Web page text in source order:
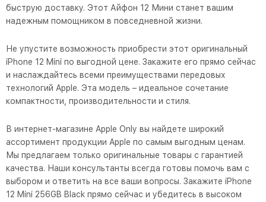
быструю доставку. Этот Айфон 12 Мини станет вашим
надежным помощником в повседневной жизни.
Не упустите возможность приобрести этот оригинальный
iPhone 12 Mini по выгодной цене. Закажите его прямо сейчас
и наслаждайтесь всеми преимуществами передовых
технологий Apple. Эта модель – идеальное сочетание
компактности, производительности и стиля.
В интернет-магазине Apple Only вы найдете широкий
ассортимент продукции Apple по самым выгодным ценам.
Мы предлагаем только оригинальные товары с гарантией
качества. Наши консультанты всегда готовы помочь вам с
выбором и ответить на все ваши вопросы. Закажите iPhone
12 Mini 256GB Black прямо сейчас и убедитесь в высоком